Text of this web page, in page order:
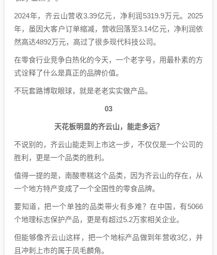
2024年，齐云山营收3.39亿元，净利润5319.9万元。2025
年，虽因大客户订单缩减，营收回落至3.14亿元，净利润依
然高达4892万元，高过了很多现代科技公司。
在零食行业竞争白热化的今天，一个老字号，用最朴素的方
式诠释了什么是真正的品牌价值。
不玩套路博取眼球，就是老老实实做产品。
03
天花板明显的齐云山，能走多远？
不说别的，齐云山能走到上市这一步，不仅仅是一个公司的
胜利，更是一个品类的胜利。
值得一提的是，南酸枣糕这个品类，因为齐云山的存在，从
一个地方特产变成了一个全国性的零食品牌。
要知道，把一个单独的品类带火有多难？在中国，有5066
个地理标志保护产品，更是有超过5.2万家相关企业。
但能够像齐云山这样，把一个地标产品做到年营收3亿，并
且冲刺上市的属于凤毛麟角。